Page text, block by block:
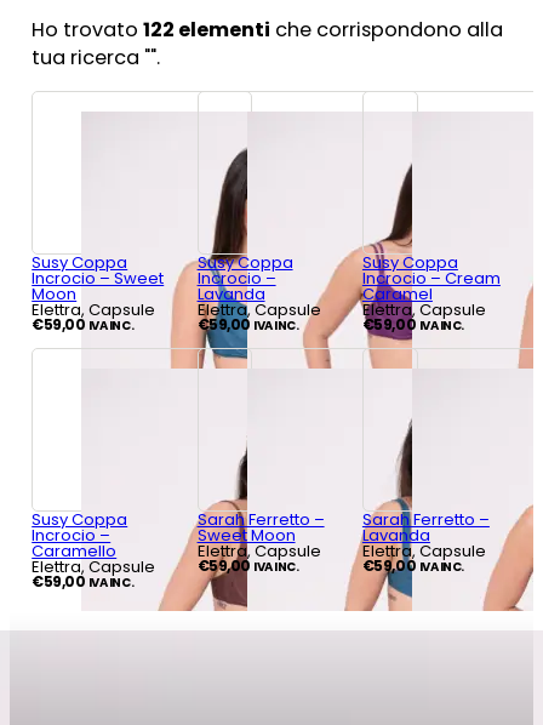
Ho trovato122 elementi che corrispondono alla
tua ricerca "".
Susy Coppa
Incrocio – Sweet
Moon
Elettra, Capsule
€59,00 IVA INC.
Susy Coppa
Incrocio –
Lavanda
Elettra, Capsule
€59,00 IVA INC.
Susy Coppa
Incrocio – Cream
Caramel
Elettra, Capsule
€59,00 IVA INC.
Susy Coppa
Incrocio –
Caramello
Elettra, Capsule
€59,00 IVA INC.
Sarah Ferretto –
Sweet Moon
Elettra, Capsule
€59,00 IVA INC.
Sarah Ferretto –
Lavanda
Elettra, Capsule
€59,00 IVA INC.